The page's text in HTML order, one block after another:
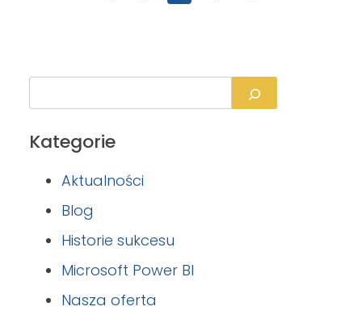
Kategorie
Aktualności
Blog
Historie sukcesu
Microsoft Power BI
Nasza oferta